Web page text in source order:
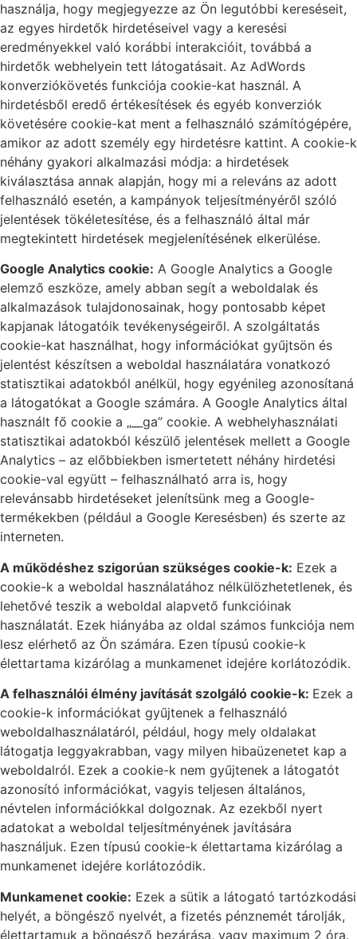
használja, hogy megjegyezze az Ön legutóbbi kereséseit,
az egyes hirdetők hirdetéseivel vagy a keresési
eredményekkel való korábbi interakcióit, továbbá a
hirdetők webhelyein tett látogatásait. Az AdWords
konverziókövetés funkciója cookie-kat használ. A
hirdetésből eredő értékesítések és egyéb konverziók
követésére cookie-kat ment a felhasználó számítógépére,
amikor az adott személy egy hirdetésre kattint. A cookie-k
néhány gyakori alkalmazási módja: a hirdetések
kiválasztása annak alapján, hogy mi a releváns az adott
felhasználó esetén, a kampányok teljesítményéről szóló
jelentések tökéletesítése, és a felhasználó által már
megtekintett hirdetések megjelenítésének elkerülése.
Google Analytics cookie: A Google Analytics a Google
elemző eszköze, amely abban segít a weboldalak és
alkalmazások tulajdonosainak, hogy pontosabb képet
kapjanak látogatóik tevékenységeiről. A szolgáltatás
cookie-kat használhat, hogy információkat gyűjtsön és
jelentést készítsen a weboldal használatára vonatkozó
statisztikai adatokból anélkül, hogy egyénileg azonosítaná
a látogatókat a Google számára. A Google Analytics által
használt fő cookie a „__ga” cookie. A webhelyhasználati
statisztikai adatokból készülő jelentések mellett a Google
Analytics – az előbbiekben ismertetett néhány hirdetési
cookie-val együtt – felhasználható arra is, hogy
relevánsabb hirdetéseket jelenítsünk meg a Google-
termékekben (például a Google Keresésben) és szerte az
interneten.
A működéshez szigorúan szükséges cookie-k: Ezek a
cookie-k a weboldal használatához nélkülözhetetlenek, és
lehetővé teszik a weboldal alapvető funkcióinak
használatát. Ezek hiányába az oldal számos funkciója nem
lesz elérhető az Ön számára. Ezen típusú cookie-k
élettartama kizárólag a munkamenet idejére korlátozódik.
A felhasználói élmény javítását szolgáló cookie-k: Ezek a
cookie-k információkat gyűjtenek a felhasználó
weboldalhasználatáról, például, hogy mely oldalakat
látogatja leggyakrabban, vagy milyen hibaüzenetet kap a
weboldalról. Ezek a cookie-k nem gyűjtenek a látogatót
azonosító információkat, vagyis teljesen általános,
névtelen információkkal dolgoznak. Az ezekből nyert
adatokat a weboldal teljesítményének javítására
használjuk. Ezen típusú cookie-k élettartama kizárólag a
munkamenet idejére korlátozódik.
Munkamenet cookie: Ezek a sütik a látogató tartózkodási
helyét, a böngésző nyelvét, a fizetés pénznemét tárolják,
élettartamuk a böngésző bezárása, vagy maximum 2 óra.